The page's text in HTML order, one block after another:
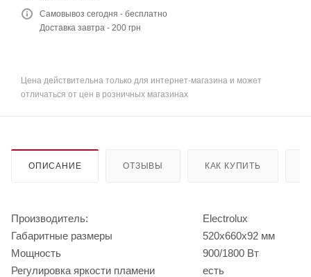
Самовывоз сегодня - бесплатно
Доставка завтра - 200 грн
Цена действительна только для интернет-магазина и может
отличаться от цен в розничных магазинах
ОПИСАНИЕ ОТЗЫВЫ КАК КУПИТЬ
Производитель:
Electrolux
Габаритные размеры
520х660х92 мм
Мощность
900/1800 Вт
Регулировка яркости пламени
есть